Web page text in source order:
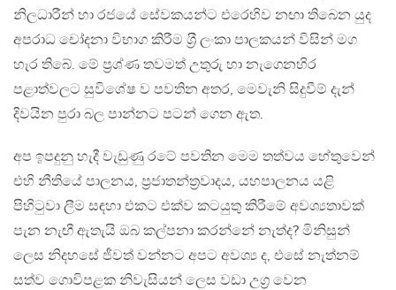
නිලධාරීන් හා රජයේ සේවකයන්ට එරෙහිව නඟා තිබෙන යුද
අපරාධ චෝදනා විභාග කිරීම ශ‍්‍රී ලංකා පාලකයන් විසින් මග
හැර තිබේ. මේ ප‍්‍රශ්ණ තවමත් උතුරු හා නැගෙනහිර
පළාත්වලට සුවිශේෂ ව පවතින අතර, මෙවැනි සිදුවීම් දැන්
දිවයින පුරා බල පාන්නට පටන් ගෙන ඇත.
අප ඉපදුනු හැදී වැඩුණු රටේ පවතින මෙම තත්වය හේතුවෙන්
එහි නීතියේ පාලනය, ප‍්‍රජාතන්ත‍්‍රවාදය, යහපාලනය යළි
පිහිටුවා ලීම සඳහා එකට එක්ව කටයුතු කිරීමේ අවශ්‍යතාවක්
පැන නැඟී ඇතැයි ඔබ කල්පනා කරන්නේ නැත්ද? මිනිසුන්
ලෙස නිදහසේ ජීවත් වන්නට අපට අවශ්‍ය ද, එසේ නැත්නම්
සත්ව ගොවිපළක නිවැසියන් ලෙස වඩා උග‍්‍ර වෙන